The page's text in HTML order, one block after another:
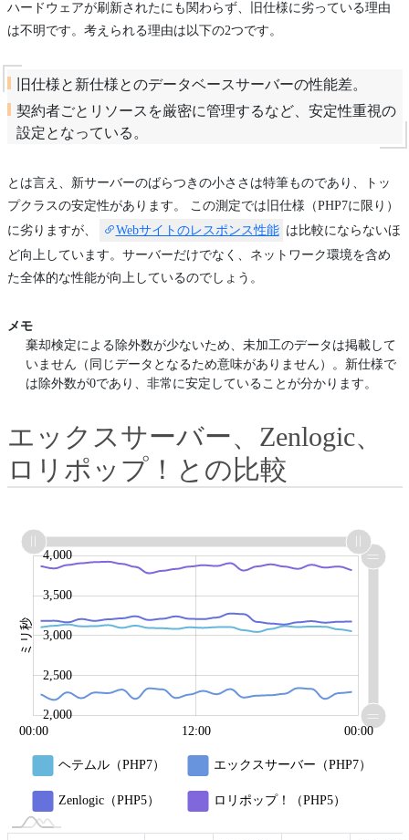
ハードウェアが刷新されたにも関わらず、旧仕様に劣っている理由
は不明です。考えられる理由は以下の2つです。
旧仕様と新仕様とのデータベースサーバーの性能差。
契約者ごとリソースを厳密に管理するなど、安定性重視の
設定となっている。
とは言え、新サーバーのばらつきの小ささは特筆ものであり、トッ
プクラスの安定性があります。 この測定では旧仕様（PHP7に限り）
に劣りますが、
Webサイトのレスポンス性能 は比較にならないほ
ど向上しています。サーバーだけでなく、ネットワーク環境を含め
た全体的な性能が向上しているのでしょう。
メモ
棄却検定による除外数が少ないため、未加工のデータは掲載して
いません（同じデータとなるため意味がありません）。新仕様で
は除外数が0であり、非常に安定していることが分かります。
エックスサーバー、Zenlogic、
ロリポップ！との比較
ミリ秒 2,200
1,800
2,000
2,200
2,400
2,600
2,800
3,000
4,500
4,000
3,500
2,500
1,500
1,000
L
00:00 12:00 00:00
12:00
ヘテムル（PHP7） エックスサーバー（PHP7）
Zenlogic（PHP5） ロリポップ！（PHP5）